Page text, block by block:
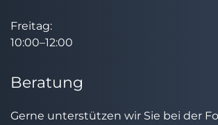
Freitag:
10:00–12:00
Beratung
Gerne unterstützen wir Sie bei der